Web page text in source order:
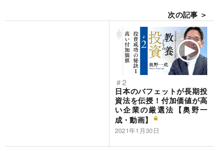
次の記事 ＞
＃2
日本のバフェットが長期投
資法を伝授！付加価値が高
い企業の厳選法【奥野一
成・動画】
2021年1月30日